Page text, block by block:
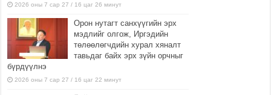
2026 оны 7 сар 27 / 16 цаг 26 минут
Орон нутагт санхүүгийн эрх
мэдлийг олгож, Иргэдийн
төлөөлөгчдийн хурал хяналт
тавьдаг байх эрх зүйн орчныг
бүрдүүлнэ
2026 оны 7 сар 27 / 16 цаг 22 минут